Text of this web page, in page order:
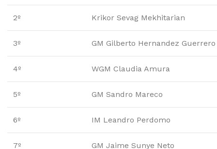
2º Krikor Sevag Mekhitarian
3º GM Gilberto Hernandez Guerrero
4º WGM Claudia Amura
5º GM Sandro Mareco
6º IM Leandro Perdomo
7º GM Jaime Sunye Neto